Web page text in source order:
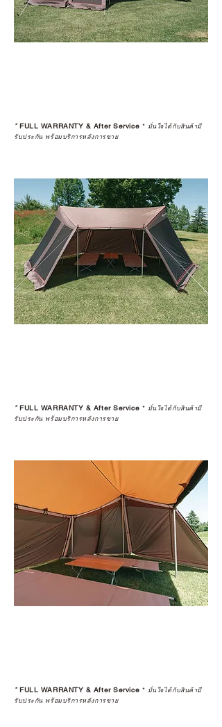
*FULL WARRANTY & After Service * มั่นใจได้กับสินค้ามี
รับประกัน พร้อมบริการหลังการขาย
*FULL WARRANTY & After Service * มั่นใจได้กับสินค้ามี
รับประกัน พร้อมบริการหลังการขาย
*FULL WARRANTY & After Service * มั่นใจได้กับสินค้ามี
รับประกัน พร้อมบริการหลังการขาย